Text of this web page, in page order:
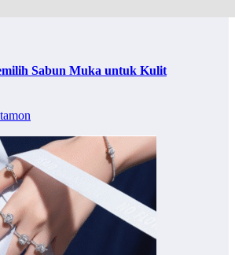
Sabun Muka untuk Kulit